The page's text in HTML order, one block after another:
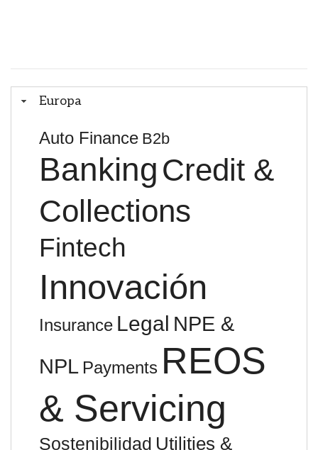
Europa
Auto Finance B2b
Banking Credit &
Collections
Fintech
Innovación
Insurance Legal NPE &
NPL Payments REOS
& Servicing
Sostenibilidad Utilities &